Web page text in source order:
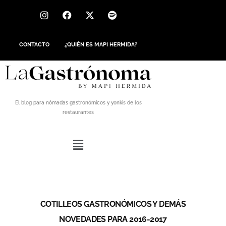
CONTACTO ¿QUIÉN ES MAPI HERMIDA?
El blog para nómadas gastronómicos y yonkis de los
restaurantes
COTILLEOS GASTRONÓMICOS Y DEMÁS
NOVEDADES PARA 2016-2017